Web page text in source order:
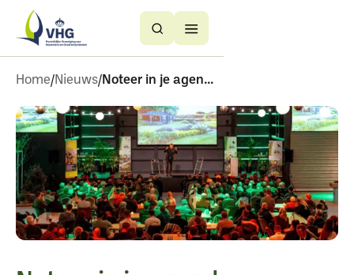
Button
Text
Button
Text
Home Nieuws Noteer in je agenda ledenbijeenkomst tijdens het leve de tuin festival